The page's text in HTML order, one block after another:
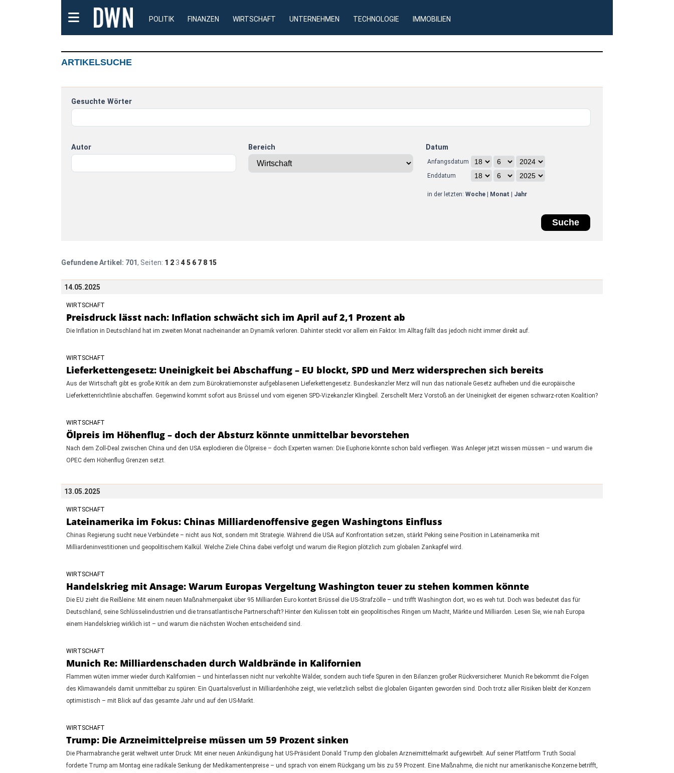
POLITIK FINANZEN WIRTSCHAFT UNTERNEHMEN TECHNOLOGIE IMMOBILIEN
ARTIKELSUCHE
Gesuchte Wörter
Autor Bereich Datum
Anfangsdatum
Enddatum
in der letzten: Woche| Monat Jahr
Gefundene Artikel: 701, Seiten: 1 2 3 45 6 7 8 15
14.05.2025
WIRTSCHAFT
Preisdruck lässt nach: Inflation schwächt sich im April auf 2,1 Prozent ab
Die Inflation in Deutschland hat im zweiten Monat nacheinander an Dynamik verloren. Dahinter steckt vor allem ein Faktor. Im Alltag fällt das jedoch nicht immer direkt auf.
WIRTSCHAFT
Lieferkettengesetz: Uneinigkeit bei Abschaffung – EU blockt, SPD und Merz widersprechen sich bereits
Aus der Wirtschaft gibt es große Kritik an dem zum Bürokratiemonster aufgeblasenen Lieferkettengesetz. Bundeskanzler Merz will nun das nationale Gesetz aufheben und die europäische
Lieferkettenrichtlinie abschaffen. Gegenwind kommt sofort aus Brüssel und vom eigenen SPD-Vizekanzler Klingbeil. Zerschellt Merz Vorstoß an der Uneinigkeit der eigenen schwarz-roten Koalition?
WIRTSCHAFT
Ölpreis im Höhenflug – doch der Absturz könnte unmittelbar bevorstehen
Nach dem Zoll-Deal zwischen China und den USA explodieren die Ölpreise – doch Experten warnen: Die Euphorie könnte schon bald verfliegen. Was Anleger jetzt wissen müssen – und warum die
OPEC dem Höhenflug Grenzen setzt.
13.05.2025
WIRTSCHAFT
Lateinamerika im Fokus: Chinas Milliardenoffensive gegen Washingtons Einfluss
Chinas Regierung sucht neue Verbündete – nicht aus Not, sondern mit Strategie. Während die USA auf Konfrontation setzen, stärkt Peking seine Position in Lateinamerika mit
Milliardeninvestitionen und geopolitischem Kalkül. Welche Ziele China dabei verfolgt und warum die Region plötzlich zum globalen Zankapfel wird.
WIRTSCHAFT
Handelskrieg mit Ansage: Warum Europas Vergeltung Washington teuer zu stehen kommen könnte
Die EU zieht die Reißleine: Mit einem neuen Maßnahmenpaket über 95 Milliarden Euro kontert Brüssel die US-Strafzölle – und trifft Washington dort, wo es weh tut. Doch was bedeutet das für
Deutschland, seine Schlüsselindustrien und die transatlantische Partnerschaft? Hinter den Kulissen tobt ein geopolitisches Ringen um Macht, Märkte und Milliarden. Lesen Sie, wie nah Europa
einem Handelskrieg wirklich ist – und warum die nächsten Wochen entscheidend sind.
WIRTSCHAFT
Munich Re: Milliardenschaden durch Waldbrände in Kalifornien
Flammen wüten immer wieder durch Kalifornien – und hinterlassen nicht nur verkohlte Wälder, sondern auch tiefe Spuren in den Bilanzen großer Rückversicherer. Munich Re bekommt die Folgen
des Klimawandels damit unmittelbar zu spüren: Ein Quartalsverlust in Milliardenhöhe zeigt, wie verletzlich selbst die globalen Giganten geworden sind. Doch trotz aller Risiken bleibt der Konzern
optimistisch – mit Blick auf das gesamte Jahr und auf den US-Markt.
WIRTSCHAFT
Trump: Die Arzneimittelpreise müssen um 59 Prozent sinken
Die Pharmabranche gerät weltweit unter Druck: Mit einer neuen Ankündigung hat US-Präsident Donald Trump den globalen Arzneimittelmarkt aufgewirbelt. Auf seiner Plattform Truth Social
forderte Trump am Montag eine radikale Senkung der Medikamentenpreise – und sprach von einem Rückgang um bis zu 59 Prozent. Eine Maßnahme, die nicht nur amerikanische Konzerne betrifft,